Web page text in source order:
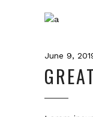
June 9,